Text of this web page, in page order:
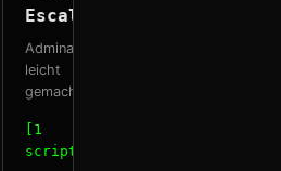
Escalation
Adminaccount
leicht
gemacht
[1
scripts]